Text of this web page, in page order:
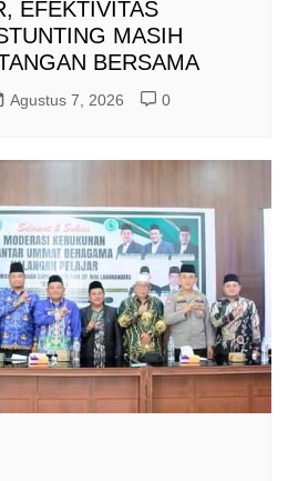
EFEKTIVITAS
MASIH
BERSAMA
Agustus 7, 2026 0